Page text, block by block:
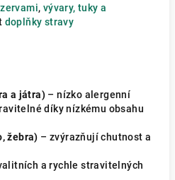
, vývary, tuky a
doplňky stravy
a játra) – nízko alergenní
díky nízkému obsahu
žebra) – zvýrazňují chutnost a
a rychle stravitelných